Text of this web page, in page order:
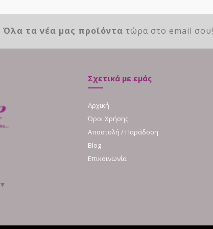
Όλα τα νέα μας προϊόντα τώρα στο email σου!
▼
Σχετικά με εμάς
Αρχική
Όροι Χρήσης
Αποστολή / Παράδοση
Blog
Επικοινωνία